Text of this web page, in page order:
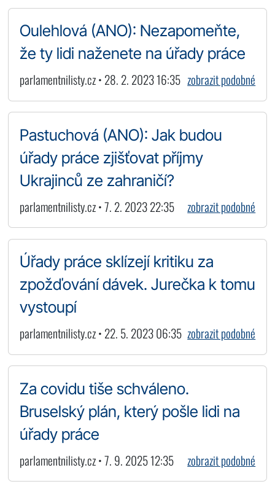
Oulehlová (ANO): Nezapomeňte,
že ty lidi naženete na úřady práce
parlamentnilisty.cz • 28. 2. 2023 16:35 zobrazit podobné
Pastuchová (ANO): Jak budou
úřady práce zjišťovat příjmy
Ukrajinců ze zahraničí?
parlamentnilisty.cz • 7. 2. 2023 22:35 zobrazit podobné
Úřady práce sklízejí kritiku za
zpožďování dávek. Jurečka k tomu
vystoupí
parlamentnilisty.cz • 22. 5. 2023 06:35 zobrazit podobné
Za covidu tiše schváleno.
Bruselský plán, který pošle lidi na
úřady práce
parlamentnilisty.cz • 7. 9. 2025 12:35 zobrazit podobné